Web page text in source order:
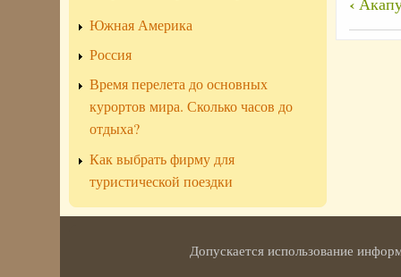
Южная Америка
Россия
Время перелета до основных
курортов мира. Сколько часов до
отдыха?
Как выбрать фирму для
туристической поездки
Допускается использование